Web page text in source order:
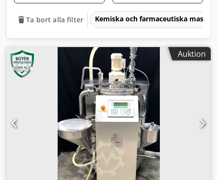
Ta bort alla filter Kemiska och farmaceutiska
Auktion